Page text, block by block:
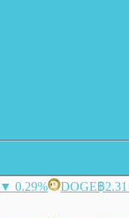
▼ 0.29% DOGE฿2.31